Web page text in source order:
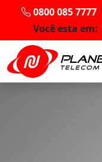
0800 085 7777
Você esta em: